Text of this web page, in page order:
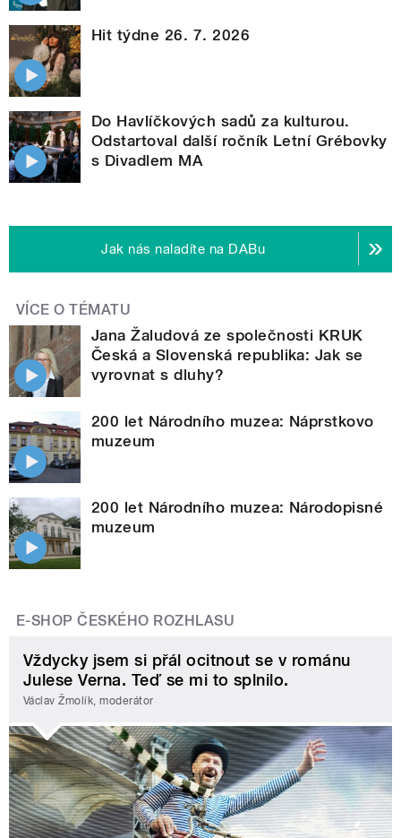
Hit týdne 26. 7. 2026
Do Havlíčkových sadů za kulturou.
Odstartoval další ročník Letní Grébovky
s Divadlem MA
Jak nás naladíte na DABu
VÍCE O TÉMATU
Jana Žaludová ze společnosti KRUK
Česká a Slovenská republika: Jak se
vyrovnat s dluhy?
200 let Národního muzea: Náprstkovo
muzeum
200 let Národního muzea: Národopisné
muzeum
E-SHOP ČESKÉHO ROZHLASU
Vždycky jsem si přál ocitnout se v románu
Julese Verna. Teď se mi to splnilo.
Václav Žmolík, moderátor